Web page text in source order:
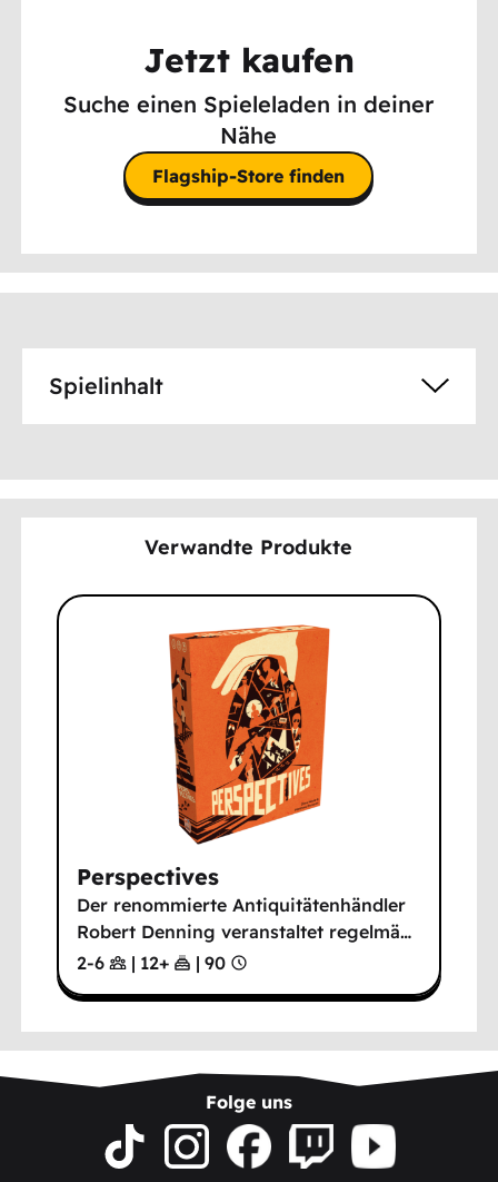
Jetzt kaufen
Suche einen Spieleladen in deiner
Nähe
Flagship-Store finden
Spielinhalt
Verwandte Produkte
Perspectives
Der renommierte Antiquitätenhändler
Robert Denning veranstaltet regelmä…
2-6
| 12+ | 90
Folge uns